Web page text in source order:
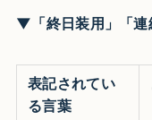
▼「終日装用」「連
表記されてい
る言葉